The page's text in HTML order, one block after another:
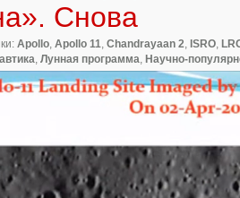
Снова
Apollo, Apollo 11, Chandrayaan 2, ISRO,
, Лунная программа, Научно-